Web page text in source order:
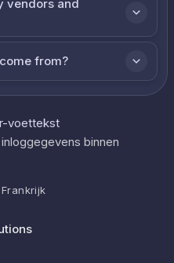
vendors and
from?
binnen